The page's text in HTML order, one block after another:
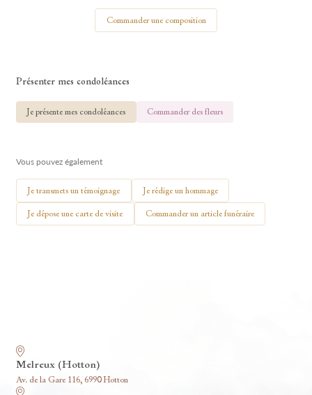
Votre prénom
Votre nom
Commander une composition
Présenter mes condoléances
Je présente mes condoléances Commander des fleurs
Vous pouvez également
Je transmets un témoignage Je rédige un hommage
Je dépose une carte de visite Commander un article funéraire
Melreux (Hotton)
Av. de la Gare 116, 6990 Hotton